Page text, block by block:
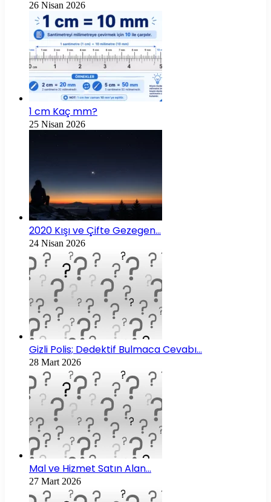
26 Nisan 2026
1 cm Kaç mm?
25 Nisan 2026
2020 Kışı ve Çifte Gezegen…
24 Nisan 2026
Gizli Polis; Dedektif Bulmaca Cevabı…
28 Mart 2026
Mal ve Hizmet Satın Alan…
27 Mart 2026